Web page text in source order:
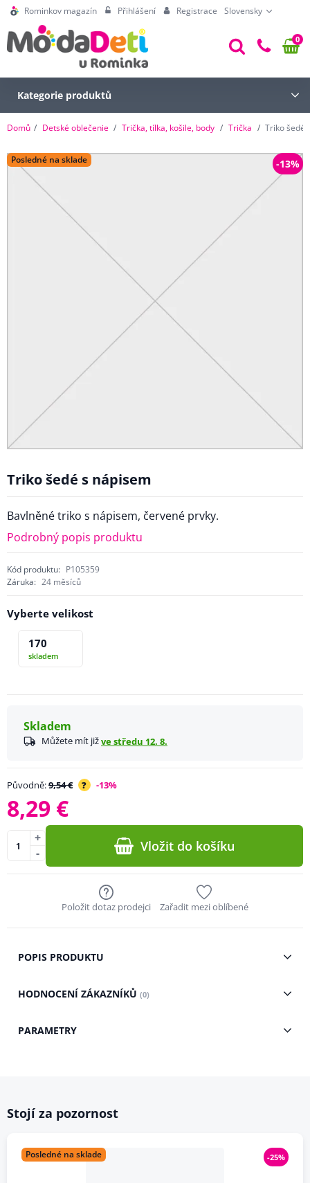
Rominkov magazín Přihlášení Registrace Slovensky
0
Kategorie produktů
Domů Detské oblečenie Trička, tílka, košile, body Trička Triko šedé
Posledné na sklade -13%
Triko šedé s nápisem
Bavlněné triko s nápisem, červené prvky.
Podrobný popis produktu
Kód produktu: P105359
Záruka: 24 měsíců
Vyberte velikost
170
skladem
Skladem
Můžete mít jižve středu 12. 8.
Původně:9,54 € ? -13%
8,29 €
-
+ Vložit do košíku
Položit dotaz prodejci Zařadit mezi oblíbené
POPIS PRODUKTU
HODNOCENÍ ZÁKAZNÍKŮ (0)
PARAMETRY
Stojí za pozornost
Posledné na sklade -25%